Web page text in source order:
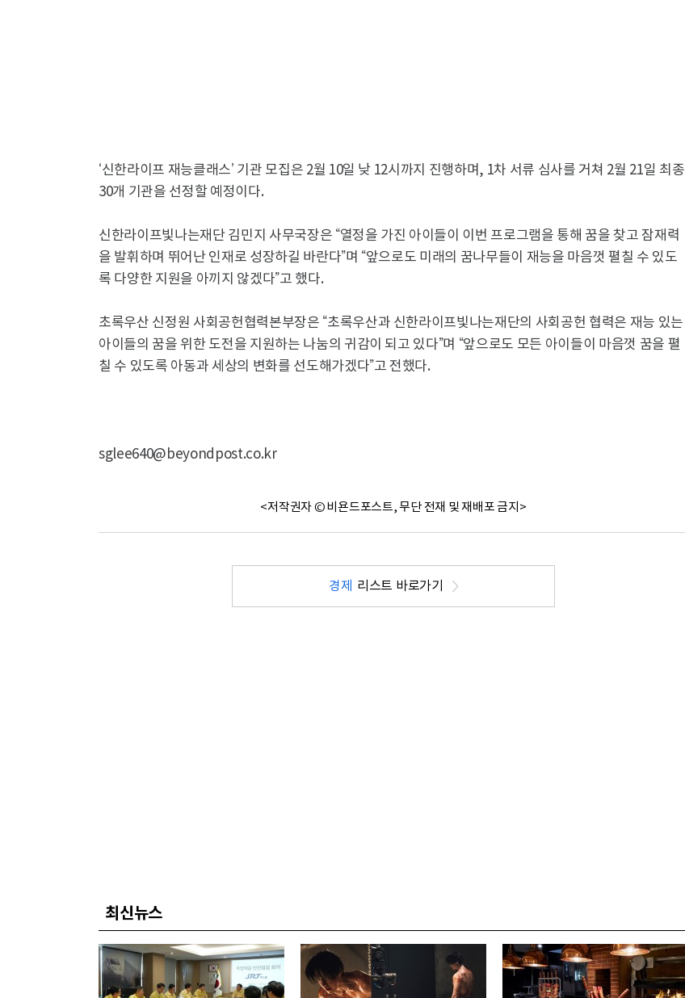
‘신한라이프 재능클래스’ 기관 모집은 2월 10일 낮 12시까지 진행하며, 1차 서류 심사를 거쳐 2월 21일 최종
30개 기관을 선정할 예정이다.
신한라이프빛나는재단 김민지 사무국장은 “열정을 가진 아이들이 이번 프로그램을 통해 꿈을 찾고 잠재력
을 발휘하며 뛰어난 인재로 성장하길 바란다”며 “앞으로도 미래의 꿈나무들이 재능을 마음껏 펼칠 수 있도
록 다양한 지원을 아끼지 않겠다”고 했다.
초록우산 신정원 사회공헌협력본부장은 “초록우산과 신한라이프빛나는재단의 사회공헌 협력은 재능 있는
아이들의 꿈을 위한 도전을 지원하는 나눔의 귀감이 되고 있다”며 “앞으로도 모든 아이들이 마음껏 꿈을 펼
칠 수 있도록 아동과 세상의 변화를 선도해가겠다”고 전했다.
sglee640@beyondpost.co.kr
<저작권자 © 비욘드포스트, 무단 전재 및 재배포 금지>
경제 리스트 바로가기
최신뉴스